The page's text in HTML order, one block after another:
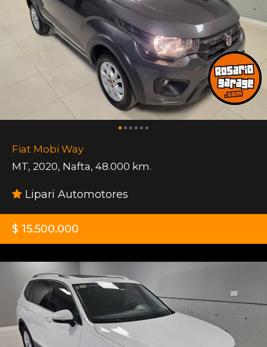
Fiat Mobi Way
MT, 2020, Nafta, 48.000 km.
Lipari Automotores
$ 15.500.000